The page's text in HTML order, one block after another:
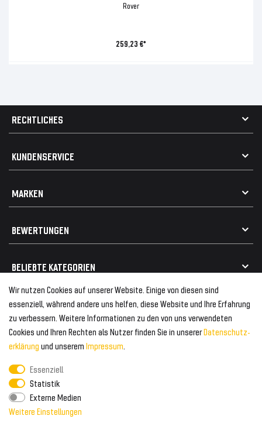
Rover
259,23 €*
Wir nutzen Cookies auf unserer Website. Einige von diesen sind
essenziell, während andere uns helfen, diese Website und Ihre Erfahrung
zu verbessern. Weitere Informationen zu den von uns verwendeten
Cookies und Ihren Rechten als Nutzer finden Sie in unsererDaten­schutz­
erklärung und unserem Impressum.
Essenziell
Statistik
Externe Medien
Weitere Einstellungen
RECHTLICHES
Widerrufsrecht
Vertrag widerrufen
Elektro- / Altteilentsorgung
KUNDENSERVICE
MARKEN
Geeignet für Mercedes
Geeignet für Audi
BEWERTUNGEN
BELIEBTE KATEGORIEN
Frontspoiler
Heckspoiler
Kabelbäume
Kühlergrill
FOLGEN SIE UNS AUF
Tuning Fanatics
ZAHLUNG & VERSAND
Zahlungsanbieter
Versand & Zahlung
WELTWEITER VERSAND
© 2026 Tuning Fanatics